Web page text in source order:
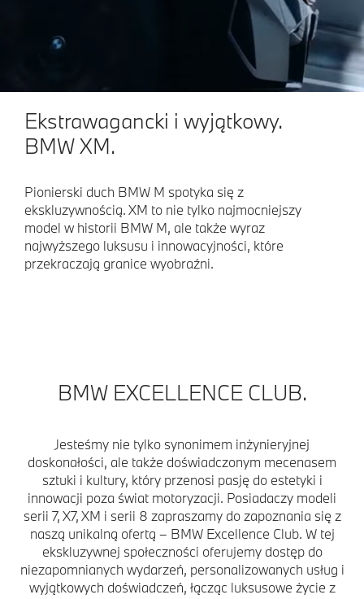
Ekstrawagancki i wyjątkowy.
BMW XM.
Pionierski duch BMW M spotyka się z
ekskluzywnością. XM to nie tylko najmocniejszy
model w historii BMW M, ale także wyraz
najwyższego luksusu i innowacyjności, które
przekraczają granice wyobraźni.
BMW EXCELLENCE CLUB.
Jesteśmy nie tylko synonimem inżynieryjnej
doskonałości, ale także doświadczonym mecenasem
sztuki i kultury, który przenosi pasję do estetyki i
innowacji poza świat motoryzacji. Posiadaczy modeli
serii 7, X7, XM i serii 8 zapraszamy do zapoznania się z
naszą unikalną ofertą – BMW Excellence Club. W tej
ekskluzywnej społeczności oferujemy dostęp do
niezapomnianych wydarzeń, personalizowanych usług i
wyjątkowych doświadczeń, łącząc luksusowe życie z